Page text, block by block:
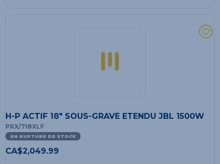
H-P ACTIF 18" SOUS-GRAVE ETENDU JBL 1500W
PRX/718XLF
EN RUPTURE DE STOCK
CA$2,049.99